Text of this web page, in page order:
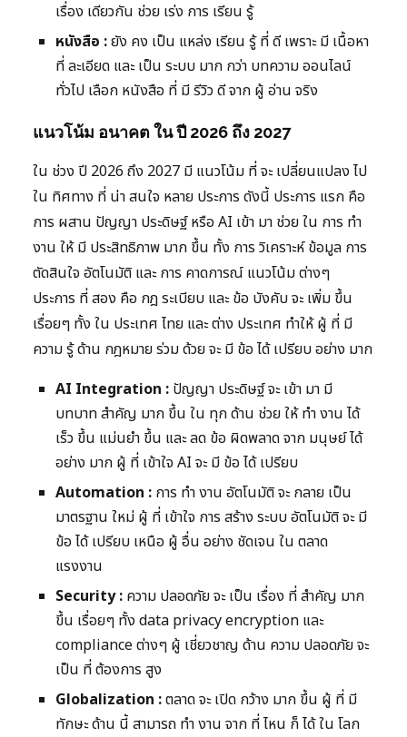
เรื่อง เดียวกัน ช่วย เร่ง การ เรียน รู้
หนังสือ :ยัง คง เป็น แหล่ง เรียน รู้ ที่ ดี เพราะ มี เนื้อหา
ที่ ละเอียด และ เป็น ระบบ มาก กว่า บทความ ออนไลน์
ทั่วไป เลือก หนังสือ ที่ มี รีวิว ดี จาก ผู้ อ่าน จริง
แนวโน้ม อนาคต ใน ปี 2026 ถึง 2027
ใน ช่วง ปี 2026 ถึง 2027 มี แนวโน้ม ที่ จะ เปลี่ยนแปลง ไป
ใน ทิศทาง ที่ น่า สนใจ หลาย ประการ ดังนี้ ประการ แรก คือ
การ ผสาน ปัญญา ประดิษฐ์ หรือ AI เข้า มา ช่วย ใน การ ทำ
งาน ให้ มี ประสิทธิภาพ มาก ขึ้น ทั้ง การ วิเคราะห์ ข้อมูล การ
ตัดสินใจ อัตโนมัติ และ การ คาดการณ์ แนวโน้ม ต่างๆ
ประการ ที่ สอง คือ กฎ ระเบียบ และ ข้อ บังคับ จะ เพิ่ม ขึ้น
เรื่อยๆ ทั้ง ใน ประเทศ ไทย และ ต่าง ประเทศ ทำให้ ผู้ ที่ มี
ความ รู้ ด้าน กฎหมาย ร่วม ด้วย จะ มี ข้อ ได้ เปรียบ อย่าง มาก
AI Integration : ปัญญา ประดิษฐ์ จะ เข้า มา มี
บทบาท สำคัญ มาก ขึ้น ใน ทุก ด้าน ช่วย ให้ ทำ งาน ได้
เร็ว ขึ้น แม่นยำ ขึ้น และ ลด ข้อ ผิดพลาด จาก มนุษย์ ได้
อย่าง มาก ผู้ ที่ เข้าใจ AI จะ มี ข้อ ได้ เปรียบ
Automation : การ ทำ งาน อัตโนมัติ จะ กลาย เป็น
มาตรฐาน ใหม่ ผู้ ที่ เข้าใจ การ สร้าง ระบบ อัตโนมัติ จะ มี
ข้อ ได้ เปรียบ เหนือ ผู้ อื่น อย่าง ชัดเจน ใน ตลาด
แรงงาน
Security : ความ ปลอดภัย จะ เป็น เรื่อง ที่ สำคัญ มาก
ขึ้น เรื่อยๆ ทั้ง data privacy encryption และ
compliance ต่างๆ ผู้ เชี่ยวชาญ ด้าน ความ ปลอดภัย จะ
เป็น ที่ ต้องการ สูง
Globalization :ตลาด จะ เปิด กว้าง มาก ขึ้น ผู้ ที่ มี
ทักษะ ด้าน นี้ สามารถ ทำ งาน จาก ที่ ไหน ก็ ได้ ใน โลก